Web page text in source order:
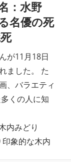
：水野
名優の死
死
が11月18日
ました。 た
、バラエティ
くの人に知
内みどり
象的な木内